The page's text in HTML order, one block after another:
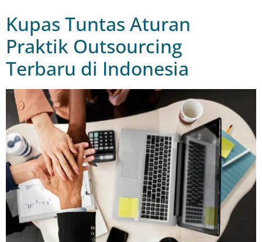
Kupas Tuntas Aturan
Praktik Outsourcing
Terbaru di Indonesia